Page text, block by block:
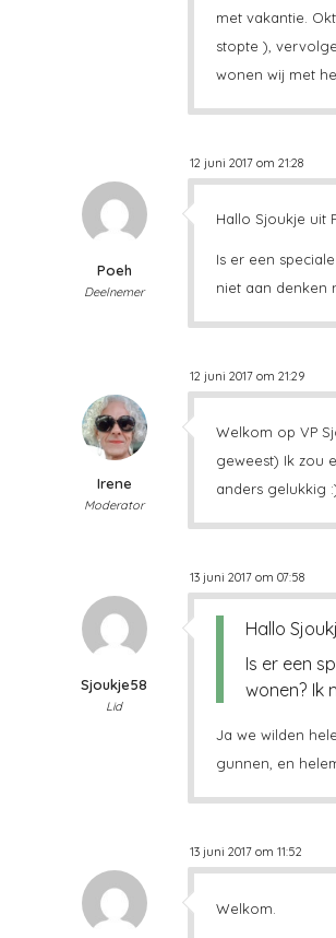
met vakantie.
stopte ),
wonen wij met
12 juni 2017 om 21:28
Poeh
Deelnemer
Hallo Sjoukje uit
Is er een
niet aan denken
12 juni 2017 om 21:29
Irene
Moderator
Welkom op VP
geweest) Ik zou
anders gelukkig
13 juni 2017 om 07:58
Sjoukje58
Lid
Hallo
Is er een
wonen? Ik
Ja we wilden
gunnen, en
13 juni 2017 om 11:52
Welkom.